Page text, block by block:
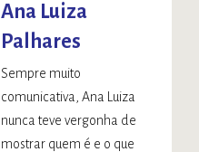
Ana Luiza
Palhares
Sempre muito
comunicativa, Ana Luiza
nunca teve vergonha de
mostrar quem é e o que